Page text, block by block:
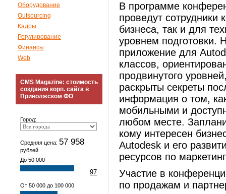
Оборудование
Outsourcing
Кадры
Регулирование
Финансы
Web
CMS Magazine: стоимость
создания корп. сайта в
Приволжском ФО
Город:
Средняя цена: 57 958
рублей
До 50 000
97
От 50 000 до 100 000
В программе
проведут сотрудники
бизнеса, так и для
уровнем подготовки.
приложение для
классов,
продвинутого
раскрыты секреты
информация о том,
мобильными и
любом месте.
кому интересен
Autodesk и его
ресурсов по
Участие в
по продажам и